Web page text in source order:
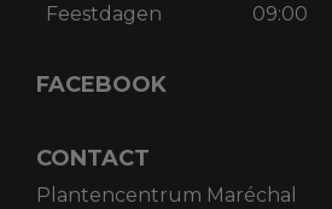
Feestdagen 09:00
FACEBOOK
CONTACT
Plantencentrum Maréchal